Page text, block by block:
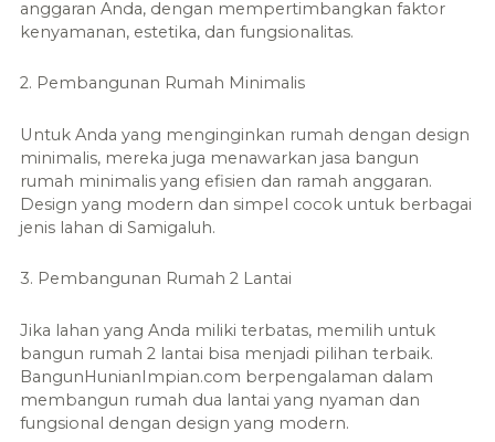
anggaran Anda, dengan mempertimbangkan faktor
kenyamanan, estetika, dan fungsionalitas.
2. Pembangunan Rumah Minimalis
Untuk Anda yang menginginkan rumah dengan design
minimalis, mereka juga menawarkan jasa bangun
rumah minimalis yang efisien dan ramah anggaran.
Design yang modern dan simpel cocok untuk berbagai
jenis lahan di Samigaluh.
3. Pembangunan Rumah 2 Lantai
Jika lahan yang Anda miliki terbatas, memilih untuk
bangun rumah 2 lantai bisa menjadi pilihan terbaik.
BangunHunianImpian.com berpengalaman dalam
membangun rumah dua lantai yang nyaman dan
fungsional dengan design yang modern.